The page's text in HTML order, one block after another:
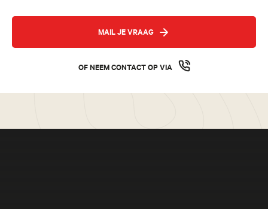
Belize & Guatemala Rondreis - 14 dagen
Een betoverende reis door Guatemala &amp; Belize: van
oude Maya-tempels tot tropische regenwouden en
MAIL JE VRAAG
OF NEEM CONTACT OP VIA